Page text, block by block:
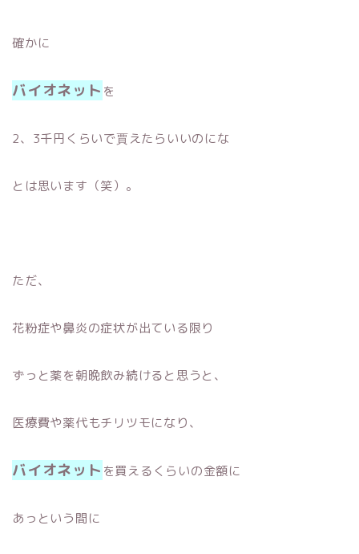
確かに
バイオネット を
2、3千円くらいで賈えたらいいのにな
とは思います（笑）。
ただ、
花粉症や鼻炎の症状が出ている限り
ずっと薬を朝晩飲み続けると思うと、
医療費や薬代もチリツモになり、
バイオネット を買えるくらいの金額に
あっという間に